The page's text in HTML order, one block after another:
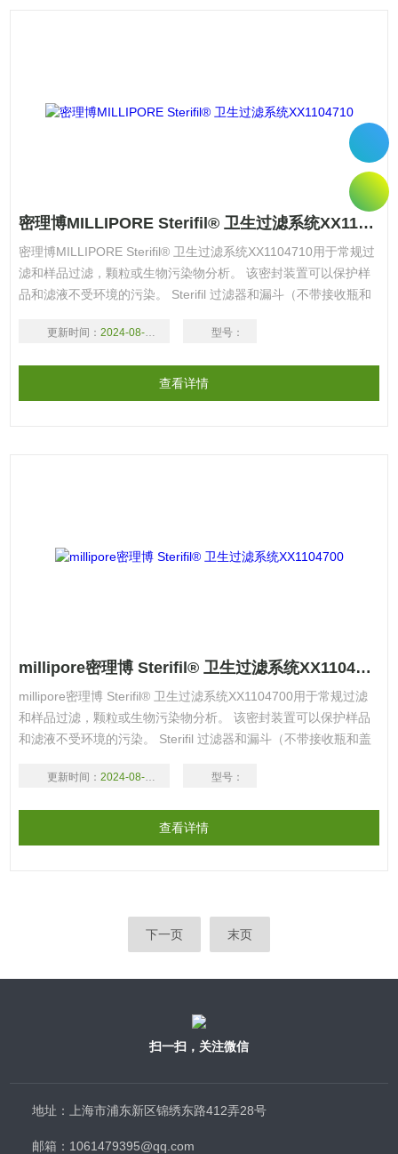
密理博MILLIPORE Sterifil® 卫生过滤系统XX1104710
密理博MILLIPORE Sterifil® 卫生过滤系统XX1104710用于常规过
滤和样品过滤，颗粒或生物污染物分析。 该密封装置可以保护样
品和滤液不受环境的污染。 Sterifil 过滤器和漏斗（不带接收瓶和
一起使用。
更新时间： 2024-08-17 型号：
查看详情
millipore密理博 Sterifil® 卫生过滤系统XX1104700
millipore密理博 Sterifil® 卫生过滤系统XX1104700用于常规过滤
和样品过滤，颗粒或生物污染物分析。 该密封装置可以保护样品
和滤液不受环境的污染。 Sterifil 过滤器和漏斗（不带接收瓶和盖
起使用。更新时间： 2024-08-17 型号：
查看详情
下一页 末页
扫一扫，关注微信
地址：上海市浦东新区锦绣东路412弄28号
邮箱：1061479395@qq.com